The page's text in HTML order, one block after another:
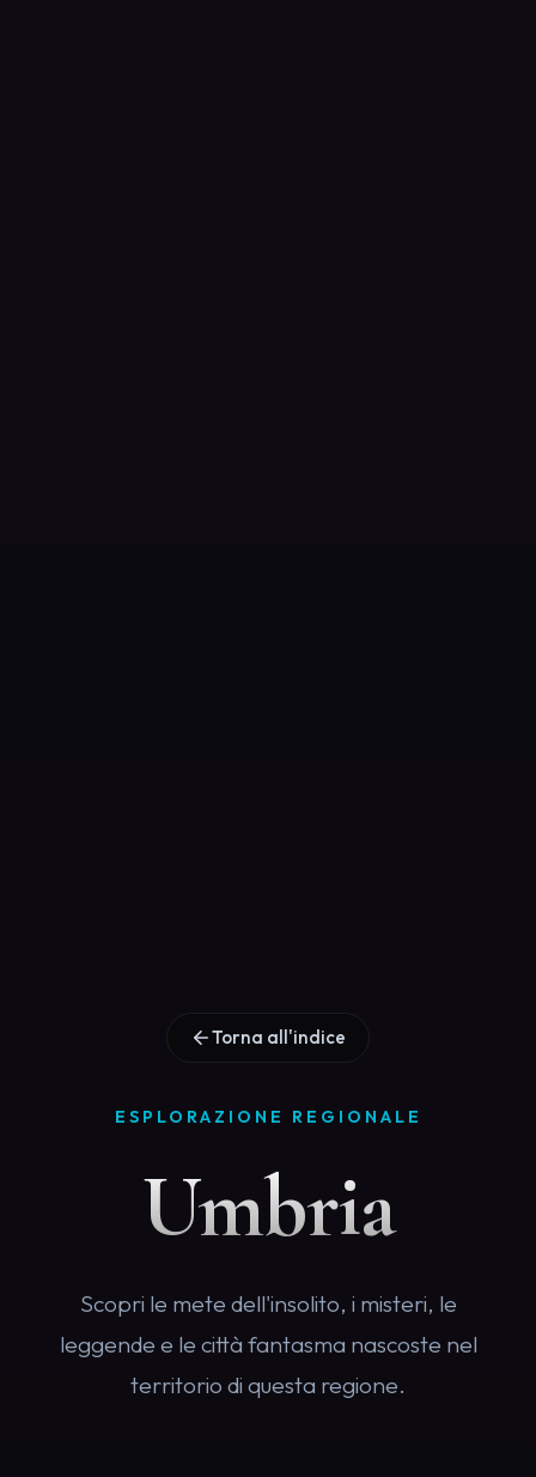
Torna all'indice
ESPLORAZIONE REGIONALE
Umbria
Scopri le mete dell'insolito, i misteri, le
leggende e le città fantasma nascoste nel
territorio di questa regione.